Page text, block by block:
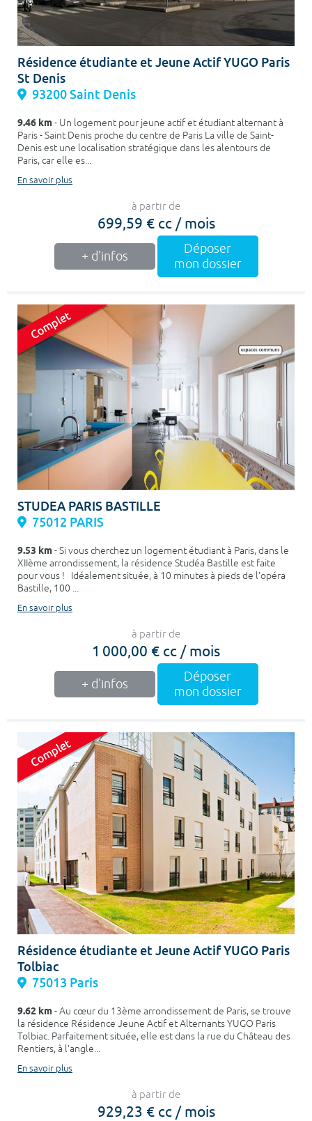
Résidence étudiante et Jeune Actif YUGO Paris
St Denis
93200 Saint Denis
9.46 km- Un logement pour jeune actif et étudiant alternant à
Paris - Saint Denis proche du centre de Paris La ville de Saint-
Denis est une localisation stratégique dans les alentours de
Paris, car elle es...
En savoir plus
à partir de
699,59 € cc / mois
+ d'infos
Déposer
mon dossier
STUDEA PARIS BASTILLE
75012 PARIS
9.53 km- Si vous cherchez un logement étudiant à Paris, dans le
XIIème arrondissement, la résidence Studéa Bastille est faite
pour vous ! Idéalement située, à 10 minutes à pieds de l'opéra
Bastille, 100 ...
En savoir plus
à partir de
1 000,00 € cc / mois
+ d'infos
Déposer
mon dossier
Résidence étudiante et Jeune Actif YUGO Paris
Tolbiac
75013 Paris
9.62 km- Au cœur du 13ème arrondissement de Paris, se trouve
la résidence Résidence Jeune Actif et Alternants YUGO Paris
Tolbiac. Parfaitement située, elle est dans la rue du Château des
Rentiers, à l’angle...
En savoir plus
à partir de
929,23 € cc / mois